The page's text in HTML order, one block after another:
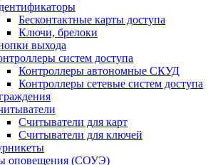
Бесконтактные карты доступа
Ключи, брелоки
выхода
систем доступа
Контроллеры автономные СКУД
Контроллеры сетевые систем доступа
Считыватели для карт
Считыватели для ключей
оповещения (СОУЭ)